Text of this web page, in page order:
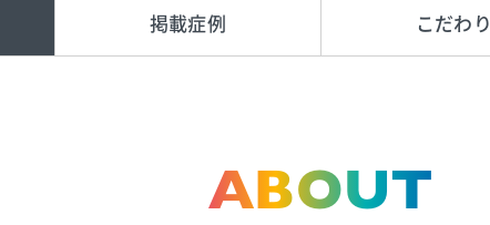
掲載症例 こだわり
ABOUT